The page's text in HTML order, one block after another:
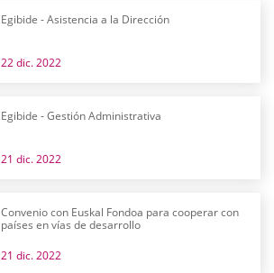
Egibide - Asistencia a la Dirección
22 dic. 2022
Egibide - Gestión Administrativa
21 dic. 2022
Convenio con Euskal Fondoa para cooperar con
países en vías de desarrollo
21 dic. 2022